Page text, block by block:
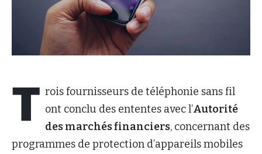
T rois fournisseurs de téléphonie sans fil
ont conclu des ententes avec l’Autorité
des marchés financiers, concernant des
programmes de protection d’appareils mobiles